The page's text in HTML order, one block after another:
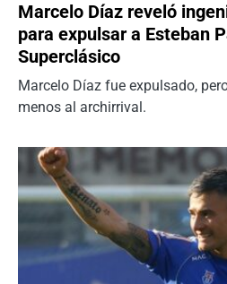
Marcelo Díaz reveló
para expulsar a Esteban
Superclásico
Marcelo Díaz fue expulsado,
menos al archirrival.